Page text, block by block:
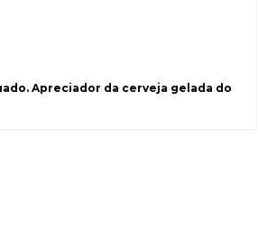
Apreciador da cerveja gelada do